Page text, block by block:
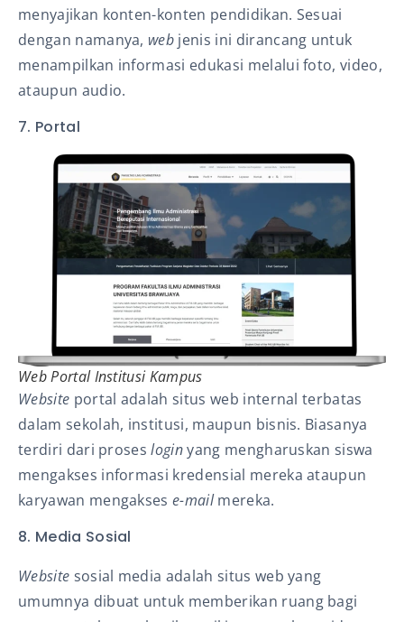
menyajikan konten-konten pendidikan. Sesuai
dengan namanya, web jenis ini dirancang untuk
menampilkan informasi edukasi melalui foto, video,
ataupun audio.
7. Portal
Web Portal Institusi Kampus
Website portal adalah situs web internal terbatas
dalam sekolah, institusi, maupun bisnis. Biasanya
terdiri dari prosesloginyang mengharuskan siswa
mengakses informasi kredensial mereka ataupun
karyawan mengaksese-mailmereka.
8. Media Sosial
Website sosial media adalah situs web yang
umumnya dibuat untuk memberikan ruang bagi